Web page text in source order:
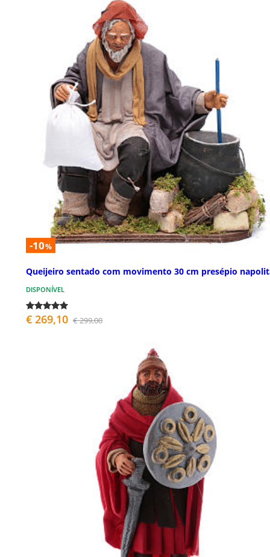
-10%
Queijeiro sentado com movimento 30 cm presépio
DISPONÍVEL
€ 269,10 € 299,00